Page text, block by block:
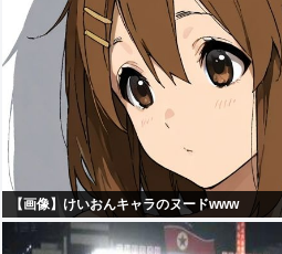
【画像】けいおんキャラのヌードwww